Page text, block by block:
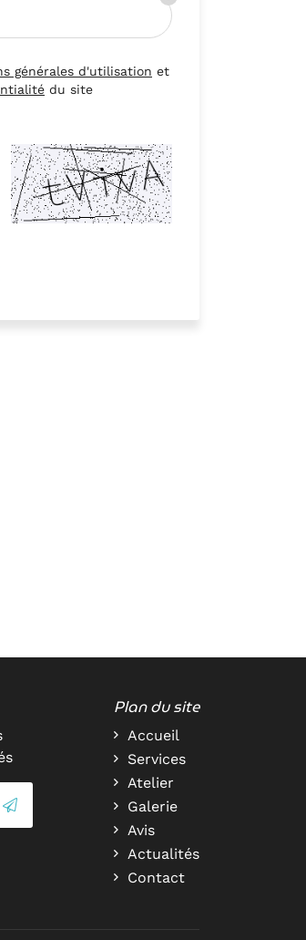
générales d'utilisation et
du site
Plan du site
Accueil
Services
Atelier
Galerie
Avis
Actualités
Contact